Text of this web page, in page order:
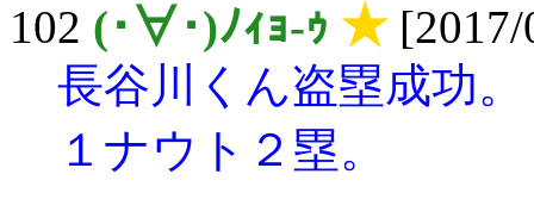
102 (･∀･)ﾉｨｮ-ｩ ★[2017/
長谷川くん盗塁成功。
１ナウト２塁。